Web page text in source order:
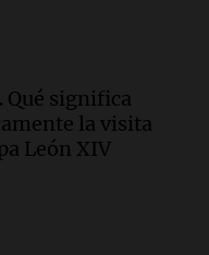
Qué significa
la visita
León XIV